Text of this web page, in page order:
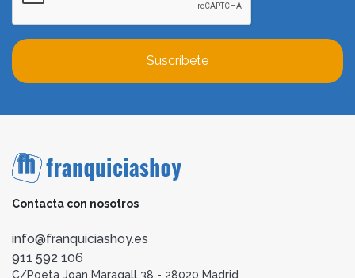
Suscríbete
Contacta con nosotros
info@franquiciashoy.es
911 592 106
C/Poeta Joan Maragall 38 - 28020 Madrid